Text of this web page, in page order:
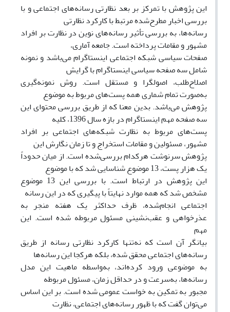
این پژوهش با تمرکز بر بعد نظارتی رسانه‌های اجتماعی و با
بررسی اخبار مطرح‌شده مرتبط با کارکرد نظارتی
رسانه‌ها، به بررسی تأثیر رسانه‌های نوین در نظارت بر افراد
مشهور و مقامات پرداخته است. جامعه آماری،
صفحات سیاسی شبکه اجتماعی اینستاگرام می‌باشد و نمونه
شامل سه صفحه سیاسی اینستاگرام با گرایش
اصلاح‌طلب، اصولگرا و مستقل است. روش نمونه‌گیری
به‌صورت تمام شماری همه پست‌های مربوط به موضوع
پژوهش می‌باشد. بدین معنا که از طریق بررسی محتوای این
سه صفحه مهم اینستاگرام در بازه سال 1396، کلیه
پست‌های مربوط به نظارت شبکه‌های اجتماعی بر افراد
مشهور، مسئولین و مقامات استخراج و تا زمان نگارش این
پژوهش سرنوشت هرکدام بررسی‌شده است. از میان حدوداً
یک هزار پست، 13 موضوع شناسایی شد که با موضوع
این پژوهش در ارتباط است. با بررسی این 13 موضوع
مشخص شد که همه موارد نهایتاً با پیگیری که در این رسانه
اجتماعی انجام‌شده، ظرف حداکثر یک هفته منجر به
عذرخواهی و عقب‌نشینی مسئول مربوطه شده است. این
مهم
بیانگر آن است که نه‌تنها کارکرد نظارتی رسانه از طریق
رسانه‌های اجتماعی محقق شده، بلکه هرکجا این رسانه‌ها
به موضوعی ورود کرده‌اند، به‌واسطه ماهیت این مدل
رسانه‌ها، به‌سرعت و در حداقل زمان، مسئول مربوطه
مجبور به تمکین به خواست عمومی شده است. بر این اساس
می‌توان گفت که با ظهور رسانه‌های اجتماعی، نظارت